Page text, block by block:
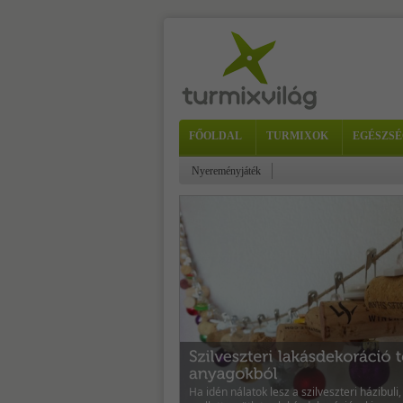
FŐOLDAL TURMIXOK
Nyereményjáték
Ha idén nálatok lesz a szilveszteri